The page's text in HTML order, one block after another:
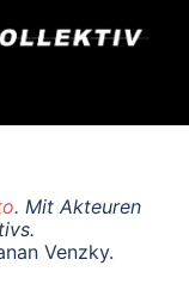
. Mit Akteuren
Venzky.